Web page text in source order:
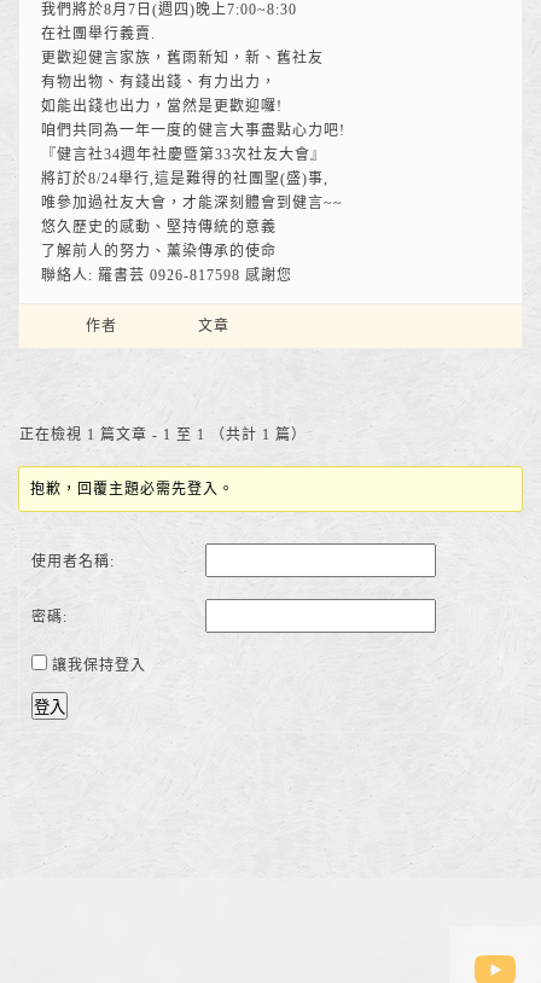
我們將於8月7日(週四)晚上7:00~8:30
在社團舉行義賣.
更歡迎健言家族，舊雨新知，新、舊社友
有物出物、有錢出錢、有力出力，
如能出錢也出力，當然是更歡迎囉!
咱們共同為一年一度的健言大事盡點心力吧!
『健言社34週年社慶暨第33次社友大會』
將訂於8/24舉行,這是難得的社團聖(盛)事,
唯參加過社友大會，才能深刻體會到健言~~
悠久歷史的感動、堅持傳統的意義
了解前人的努力、薰染傳承的使命
聯絡人: 羅書芸 0926-817598 感謝您
作者 文章
正在檢視 1 篇文章 - 1 至 1 （共計 1 篇）
抱歉，回覆主題必需先登入。
使用者名稱:
密碼:
讓我保持登入
登入